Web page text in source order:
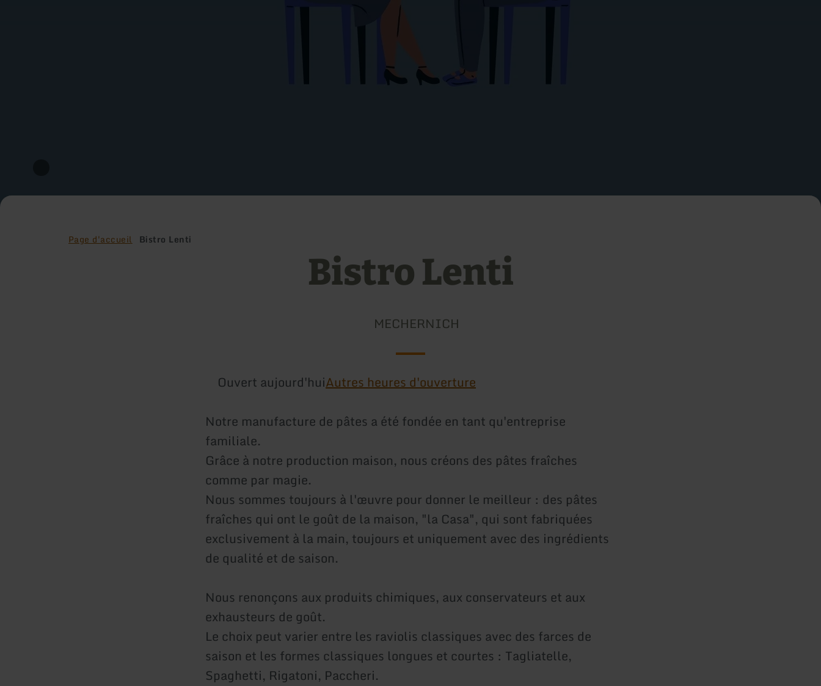
Page d'accueil Bistro Lenti
Bistro Lenti
MECHERNICH
Ouvert aujourd'huiAutres heures d'ouverture
Notre manufacture de pâtes a été fondée en tant qu'entreprise
familiale.
Grâce à notre production maison, nous créons des pâtes fraîches
comme par magie.
Nous sommes toujours à l'œuvre pour donner le meilleur : des pâtes
fraîches qui ont le goût de la maison, "la Casa", qui sont fabriquées
exclusivement à la main, toujours et uniquement avec des ingrédients
de qualité et de saison.
Nous renonçons aux produits chimiques, aux conservateurs et aux
exhausteurs de goût.
Le choix peut varier entre les raviolis classiques avec des farces de
saison et les formes classiques longues et courtes : Tagliatelle,
Spaghetti, Rigatoni, Paccheri.